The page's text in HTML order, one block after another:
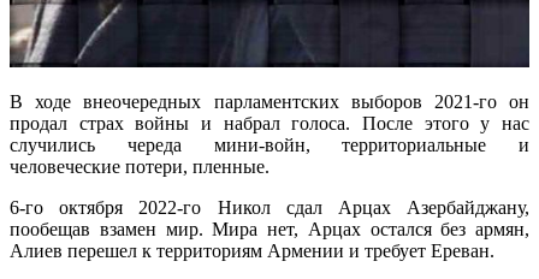
В ходе внеочередных парламентских выборов 2021-го он
продал страх войны и набрал голоса. После этого у нас
случились череда мини-войн, территориальные и
человеческие потери, пленные.
6-го октября 2022-го Никол сдал Арцах Азербайджану,
пообещав взамен мир. Мира нет, Арцах остался без армян,
Алиев перешел к территориям Армении и требует Ереван.